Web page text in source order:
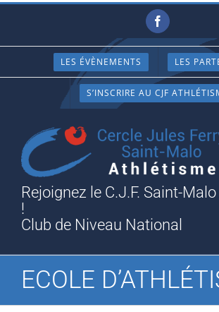
Passer
contenu
Facebook
LES ÉVÈNEMENTS LES
S’INSCRIRE AU CJF
Rejoignez le C.J.F. Saint-
!
Club de Niveau National
ECOLE